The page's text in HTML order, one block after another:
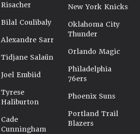
Risacher
Bilal Coulibaly
Alexandre Sarr
Tidjane Salaün
Joel Embiid
Tyrese
Haliburton
Cade
Cunningham
New York Knicks
Oklahoma City
Thunder
Orlando Magic
Philadelphia
76ers
Phoenix Suns
Portland Trail
Blazers